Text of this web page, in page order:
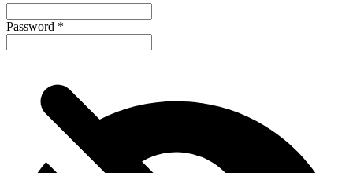
Password *